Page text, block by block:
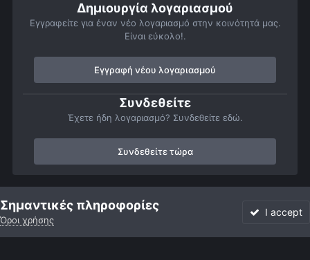
Δημιουργία λογαριασμού
Εγγραφείτε για έναν νέο λογαριασμό στην κοινότητά μας.
Είναι εύκολο!.
Εγγραφή νέου λογαριασμού
Συνδεθείτε
Έχετε ήδη λογαριασμό? Συνδεθείτε εδώ.
Συνδεθείτε τώρα
Αρχή Αστροφωτογραφίες Σελήνη
Σημαντικές πληροφορίες
Όροι χρήσης
I accept
Forum